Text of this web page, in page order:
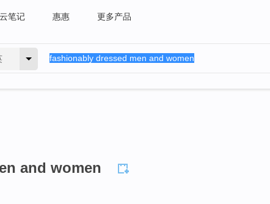
云笔记 惠惠 更多产品
and women